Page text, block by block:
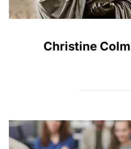
Christine